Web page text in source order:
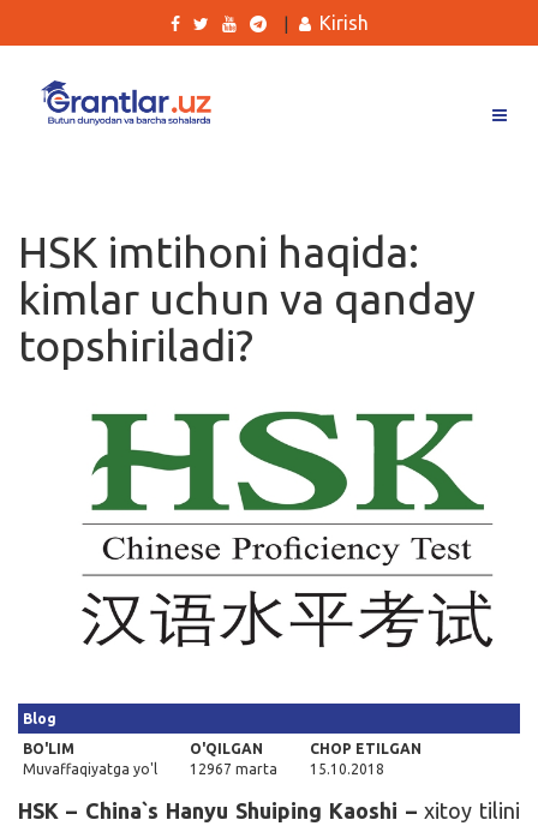
Ishlar
Kurslar
Blog
Kirish
HSK imtihoni haqida:
kimlar uchun va qanday
topshiriladi?
Blog
BO'LIM
Muvaffaqiyatga yo'l
O'QILGAN
12967 marta
CHOP ETILGAN
15.10.2018
HSK – China`s Hanyu Shuiping Kaoshi – xitoy tilini